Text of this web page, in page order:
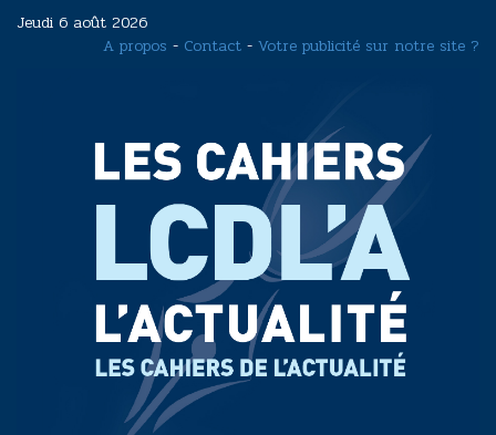
Jeudi 6 août 2026
A propos - Contact - Votre publicité sur notre site ?